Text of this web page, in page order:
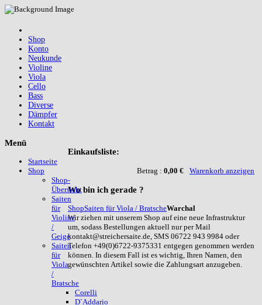
Shop
Konto
Neukunde
Violine
Viola
Cello
Bass
Diverse
Dämpfer
Kontakt
Einkaufsliste:
Betrag : 0,00 € Warenkorb anzeigen
Wobin ich gerade ?
ShopSaiten für Viola / BratscheWarchal
Wir ziehen mit unserem Shop auf eine neue Infrastruktur
um, sodass Bestellungen aktuell nur per Mail
kontakt@streichersaite.de, SMS 06722 943 9984 oder
Telefon +49(0)6722-9375331 entgegen genommen werden
können. In diesem Fall ist es wichtig, Ihren Namen, den
gewünschten Artikel sowie die Zahlungsart anzugeben.
Menü
Startseite
Shop
Shop-
Übersicht
Saiten
für
Violine
/
Geige
Saiten
für
Viola
/
Bratsche
Corelli
D`Addario